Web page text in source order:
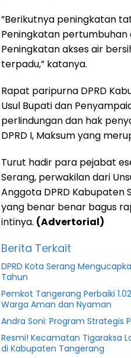
”Berikutnya peningkatan
Peningkatan pertumbuhan
Peningkatan akses air
terpadu,” katanya.
Rapat paripurna DPRD
Usul Bupati dan
perlindungan dan hak
DPRD I, Maksum yang
Turut hadir para pejabat
Serang, perwakilan dari
Anggota DPRD Kabupaten
yang benar benar bagus
intinya. (Advertorial)
Berita Terkait
DPRD Kota Serang
Tahun
Pemkot Tangerang Perbaiki
Warga Aman dan Nyaman
Andra Soni: Program Strategis
Resmi! Kecamatan Tigaraksa
di Kabupaten Tangerang